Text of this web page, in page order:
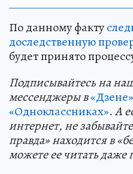
По данному факту
доследственную
будет принято
Подписывайтесь на
мессенджеры в«Дзене»
«Одноклассниках». А
интернет, не
правда» находится в
можете ее читать даже